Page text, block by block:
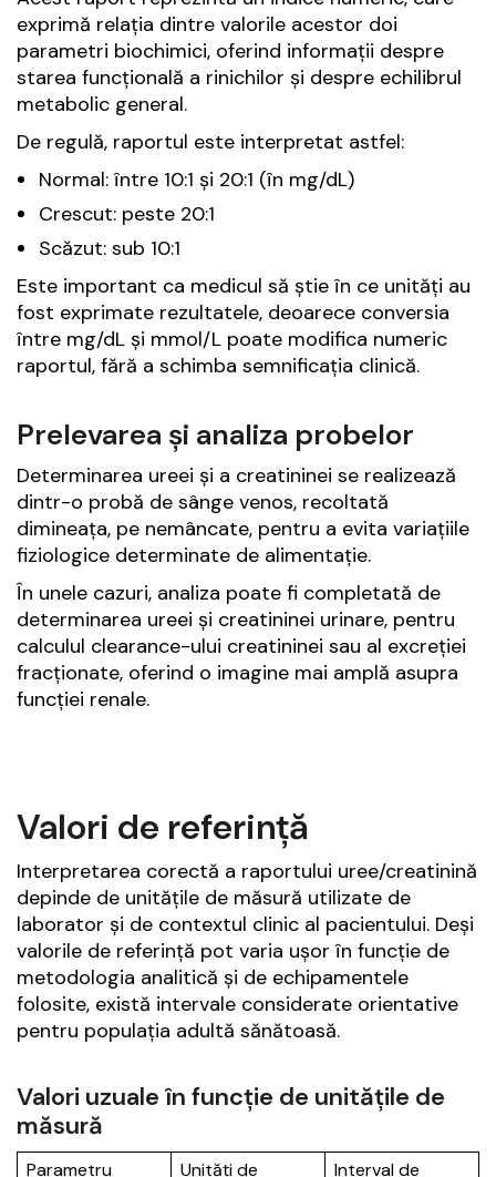
exprimă relația dintre valorile acestor doi
parametri biochimici, oferind informații despre
starea funcțională a rinichilor și despre echilibrul
metabolic general.
De regulă, raportul este interpretat astfel:
Normal: între 10:1 și 20:1 (în mg/dL)
Crescut: peste 20:1
Scăzut: sub 10:1
Este important ca medicul să știe în ce unități au
fost exprimate rezultatele, deoarece conversia
între mg/dL și mmol/L poate modifica numeric
raportul, fără a schimba semnificația clinică.
Prelevarea și analiza probelor
Determinarea ureei și a creatininei se realizează
dintr-o probă de sânge venos, recoltată
dimineața, pe nemâncate, pentru a evita variațiile
fiziologice determinate de alimentație.
În unele cazuri, analiza poate fi completată de
determinarea ureei și creatininei urinare, pentru
calculul clearance-ului creatininei sau al excreției
fracționate, oferind o imagine mai amplă asupra
funcției renale.
Valori de referință
Interpretarea corectă a raportului uree/creatinină
depinde de unitățile de măsură utilizate de
laborator și de contextul clinic al pacientului. Deși
valorile de referință pot varia ușor în funcție de
metodologia analitică și de echipamentele
folosite, există intervale considerate orientative
pentru populația adultă sănătoasă.
Valori uzuale în funcție de unitățile de
măsură
Parametru Unități de Interval de